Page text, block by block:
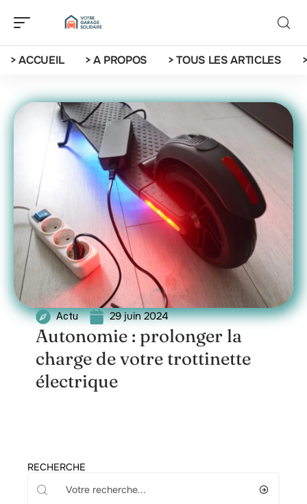
> ACCUEIL > A PROPOS > TOUS LES ARTICLES
Actu 29 juin 2024
Autonomie : prolonger la
charge de votre trottinette
électrique
RECHERCHE